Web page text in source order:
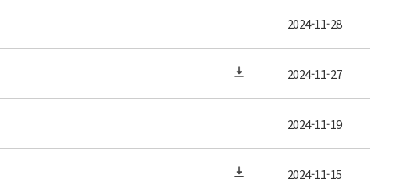
2024-11-28
2024-11-27
2024-11-19
2024-11-15